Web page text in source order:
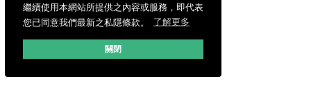
繼續使用本網站所提供之內容或服務，即代表
您已同意我們最新之私隱條款。
了解更多
關閉